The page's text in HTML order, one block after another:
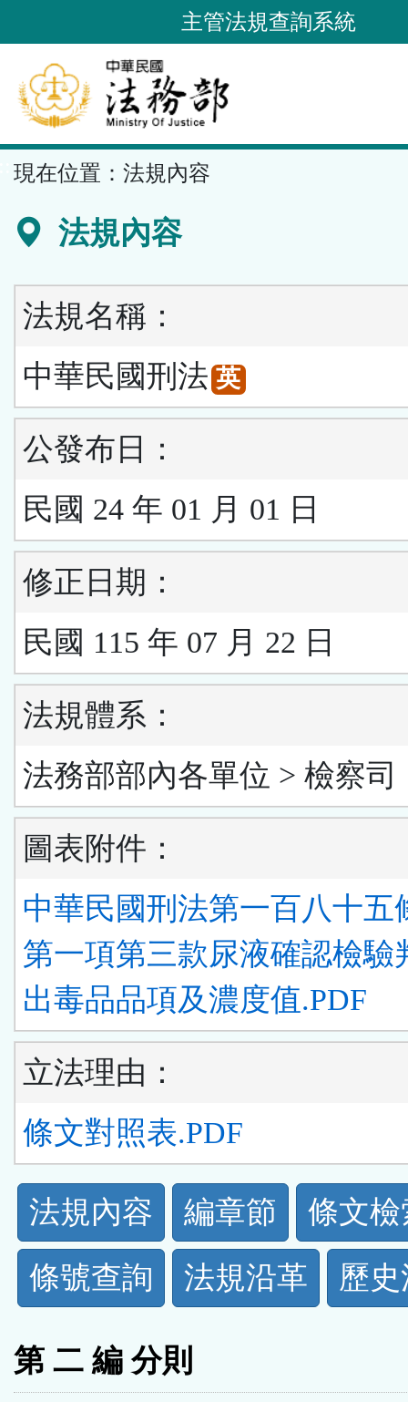
到
要
內
容
區
主管法規查詢系統
現在位置： 法規內容
法規內容
法規名稱：
中華民國刑法 英
公發布日：
民國 24 年 01 月 01 日
修正日期：
民國 115 年 07 月 22 日
法規體系：
法務部部內各單位 > 檢察司
圖表附件：
中華民國刑法第一百八十五
第一項第三款尿液確認檢驗
出毒品品項及濃度值.PDF
立法理由：
條文對照表.PDF
法
規
功
能
按
法規內容 編章節
條文檢
條號查詢
法規沿革 歷
第 二 編 分則